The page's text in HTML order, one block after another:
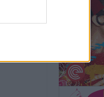
Τοπικές
Ο
Δανό
Τοπικές
Σύμη: